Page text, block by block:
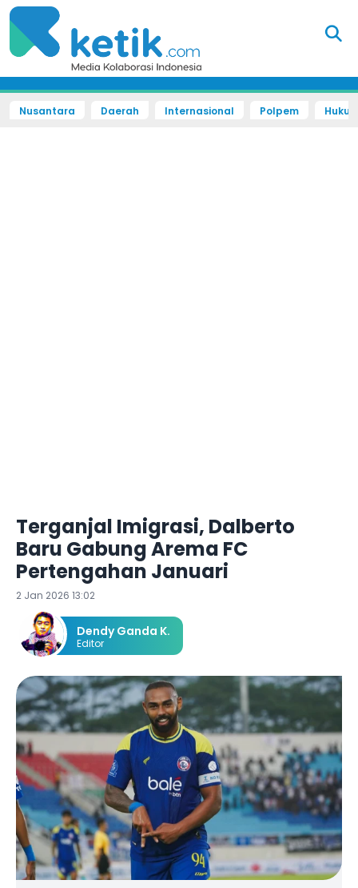
Nusantara Daerah Internasional Polpem
Terganjal Imigrasi, Dalberto
Baru Gabung Arema FC
Pertengahan Januari
2 Jan 2026 13:02
Dendy Ganda K.
Editor